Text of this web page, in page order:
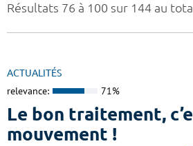
Résultats 76 à 100 sur 144 au
ACTUALITÉS
relevance: 71%
Le bon traitement,
mouvement !